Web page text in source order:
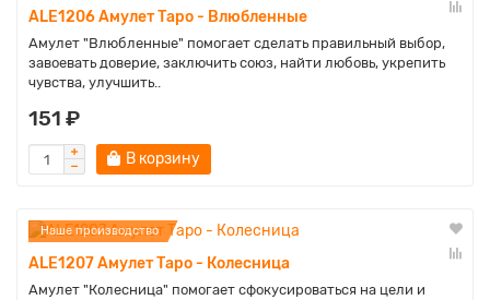
ALE1206 Амулет Таро - Влюбленные
Амулет "Влюбленные" помогает сделать правильный выбор,
завоевать доверие, заключить союз, найти любовь, укрепить
чувства, улучшить..
151 ₽
В корзину
Наше производство
ALE1207 Амулет Таро - Колесница
Амулет "Колесница" помогает сфокусироваться на цели и